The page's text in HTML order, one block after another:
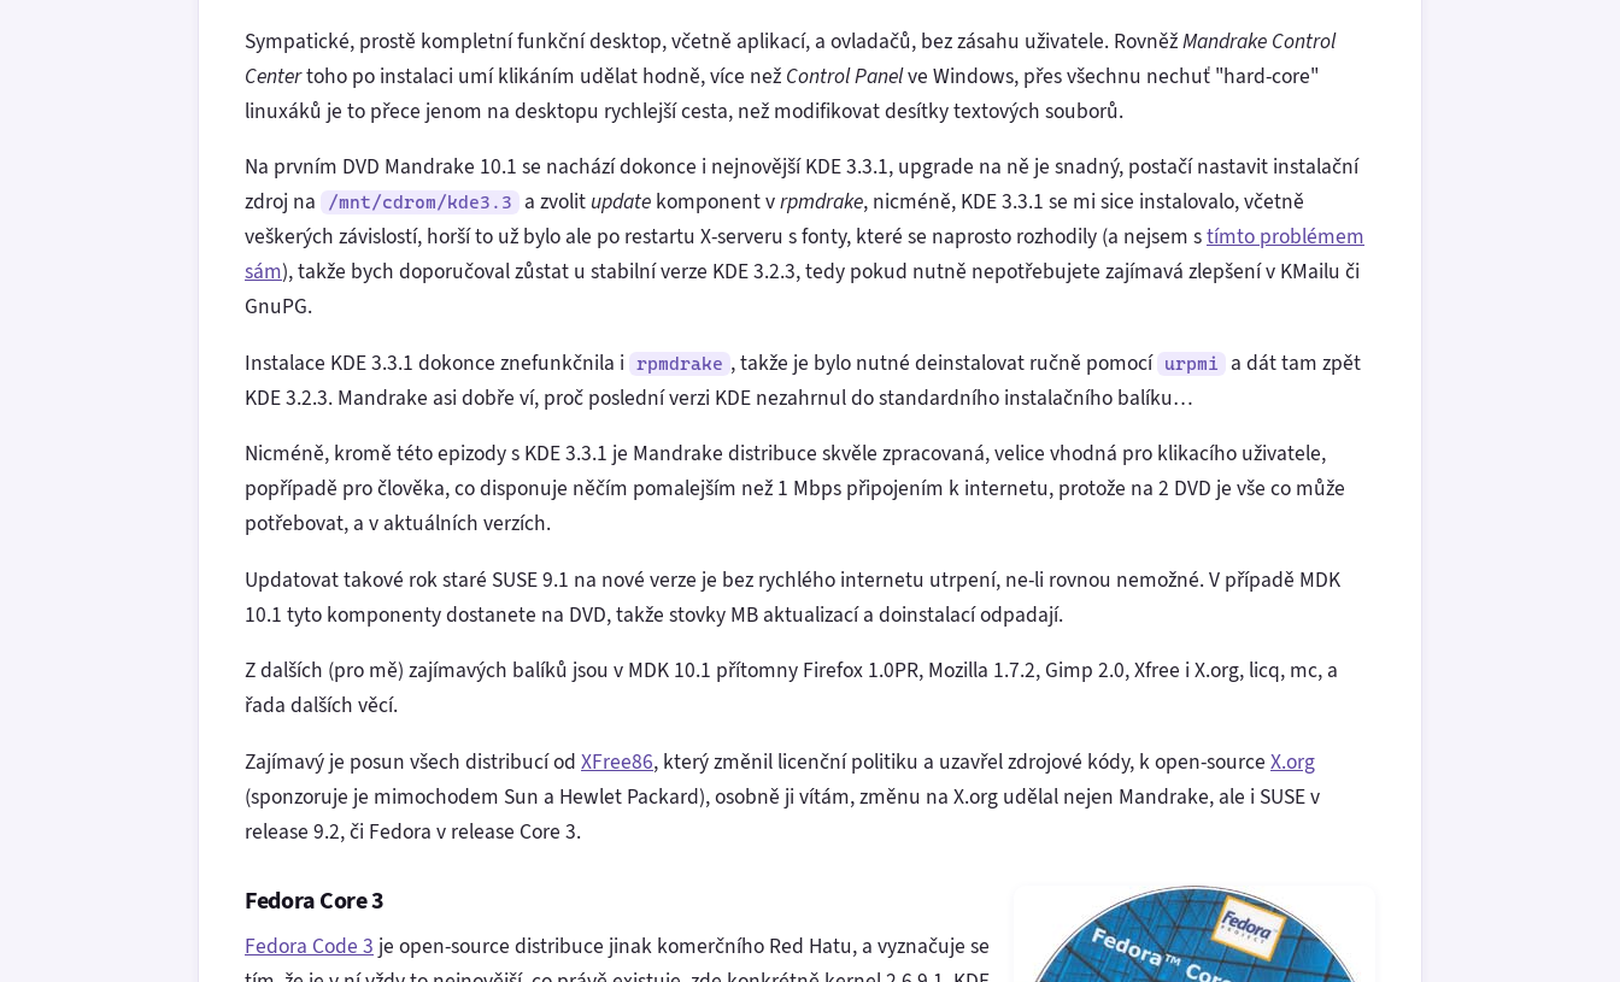
Sympatické, prostě kompletní funkční desktop, včetně aplikací, a ovladačů, bez zásahu uživatele. RovněžMandrake Control
Centertoho po instalaci umí klikáním udělat hodně, více než Control Panelve Windows, přes všechnu nechuť "hard-core"
linuxáků je to přece jenom na desktopu rychlejší cesta, než modifikovat desítky textových souborů.
Na prvním DVD Mandrake 10.1 se nachází dokonce i nejnovější KDE 3.3.1, upgrade na ně je snadný, postačí nastavit instalační
zdroj na
/mnt/cdrom/kde3.3 a zvolit update komponent vrpmdrake, nicméně, KDE 3.3.1 se mi sice instalovalo, včetně
veškerých závislostí, horší to už bylo ale po restartu X-serveru s fonty, které se naprosto rozhodily (a nejsem stímto problémem
sám), takže bych doporučoval zůstat u stabilní verze KDE 3.2.3, tedy pokud nutně nepotřebujete zajímavá zlepšení v KMailu či
GnuPG.
Instalace KDE 3.3.1 dokonce znefunkčnila i
rpmdrake , takže je bylo nutné deinstalovat ručně pomocí urpmi
a dát tam zpět
KDE 3.2.3. Mandrake asi dobře ví, proč poslední verzi KDE nezahrnul do standardního instalačního balíku…
Nicméně, kromě této epizody s KDE 3.3.1 je Mandrake distribuce skvěle zpracovaná, velice vhodná pro klikacího uživatele,
popřípadě pro člověka, co disponuje něčím pomalejším než 1 Mbps připojením k internetu, protože na 2 DVD je vše co může
potřebovat, a v aktuálních verzích.
Updatovat takové rok staré SUSE 9.1 na nové verze je bez rychlého internetu utrpení, ne-li rovnou nemožné. V případě MDK
10.1 tyto komponenty dostanete na DVD, takže stovky MB aktualizací a doinstalací odpadají.
Z dalších (pro mě) zajímavých balíků jsou v MDK 10.1 přítomny Firefox 1.0PR, Mozilla 1.7.2, Gimp 2.0, Xfree i X.org, licq, mc, a
řada dalších věcí.
Zajímavý je posun všech distribucí od XFree86, který změnil licenční politiku a uzavřel zdrojové kódy, k open-source X.org
(sponzoruje je mimochodem Sun a Hewlet Packard), osobně ji vítám, změnu na X.org udělal nejen Mandrake, ale i SUSE v
release 9.2, či Fedora v release Core 3.
Fedora Core 3
Fedora Code 3 je open-source distribuce jinak komerčního Red Hatu, a vyznačuje se